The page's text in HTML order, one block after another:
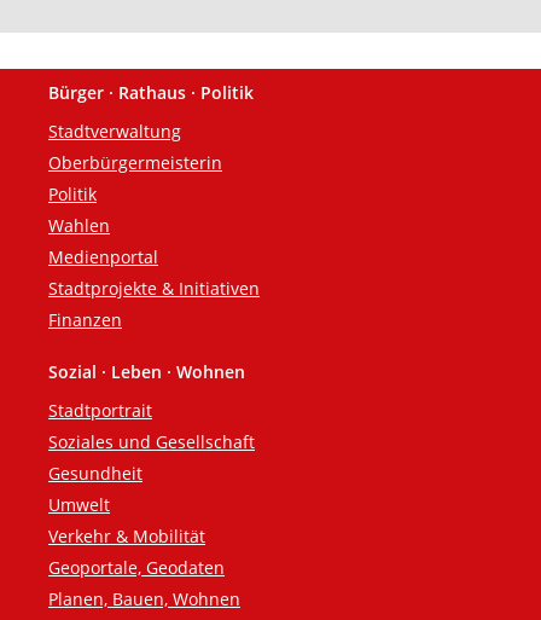
Fußzeile
Bürger · Rathaus · Politik
Stadtverwaltung
Oberbürgermeisterin
Politik
Wahlen
Medienportal
Stadtprojekte & Initiativen
Finanzen
Sozial · Leben · Wohnen
Stadtportrait
Soziales und Gesellschaft
Gesundheit
Umwelt
Verkehr & Mobilität
Geoportale, Geodaten
Planen, Bauen, Wohnen